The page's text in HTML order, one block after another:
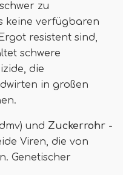
zu
keine verfügbaren
resistent sind,
schwere
die
in großen
und Zuckerrohr -
Viren, die von
Genetischer